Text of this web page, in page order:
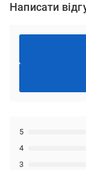
Написати
3
4
5